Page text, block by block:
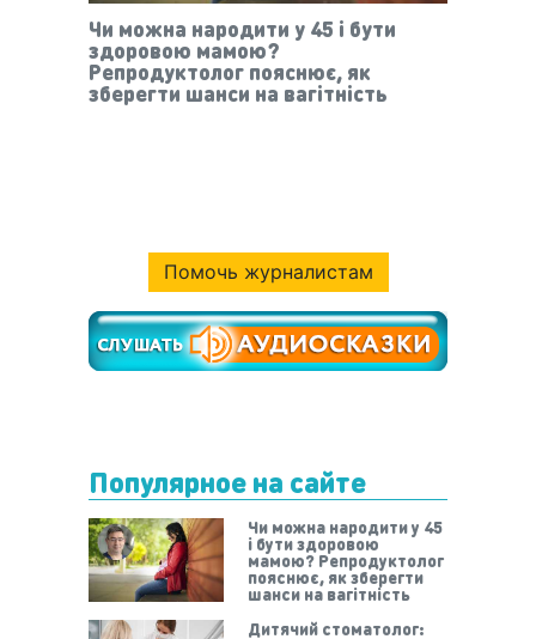
Чи можна народити у 45 і бути
здоровою мамою?
Репродуктолог пояснює, як
зберегти шанси на вагітність
Помочь журналистам
Популярное на сайте
Чи можна народити у 45
і бути здоровою
мамою? Репродуктолог
пояснює, як зберегти
шанси на вагітність
Дитячий стоматолог: